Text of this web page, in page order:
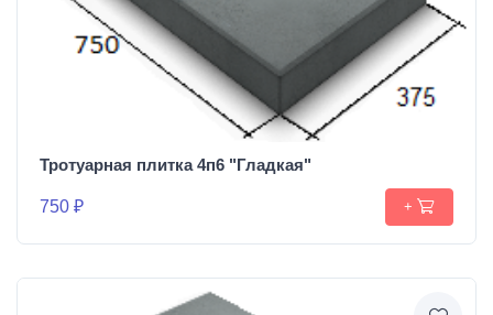
Тротуарная плитка 4п6 "Гладкая"
750 ₽ +